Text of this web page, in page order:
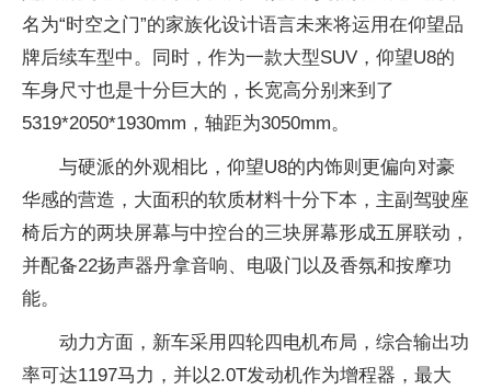
名为“时空之门”的家族化设计语言未来将运用在仰望品
牌后续车型中。同时，作为一款大型SUV，仰望U8的
车身尺寸也是十分巨大的，长宽高分别来到了
5319*2050*1930mm，轴距为3050mm。
与硬派的外观相比，仰望U8的内饰则更偏向对豪
华感的营造，大面积的软质材料十分下本，主副驾驶座
椅后方的两块屏幕与中控台的三块屏幕形成五屏联动，
并配备22扬声器丹拿音响、电吸门以及香氛和按摩功
能。
动力方面，新车采用四轮四电机布局，综合输出功
率可达1197马力，并以2.0T发动机作为增程器，最大